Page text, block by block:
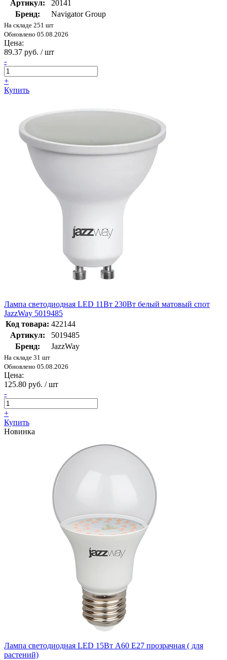
Артикул:
20141
Бренд:
Navigator Group
На складе 251 шт
Обновлено 05.08.2026
Цена:
89.37 руб. / шт
-
+
Купить
Лампа светодиодная LED 11Вт 230Вт белый матовый спот
JazzWay 5019485
Код товара: 422144
Артикул:
5019485
Бренд:
JazzWay
На складе 31 шт
Обновлено 05.08.2026
Цена:
125.80 руб. / шт
-
+
Купить
Новинка
Лампа светодиодная LED 15Вт A60 Е27 прозрачная ( для
растений)